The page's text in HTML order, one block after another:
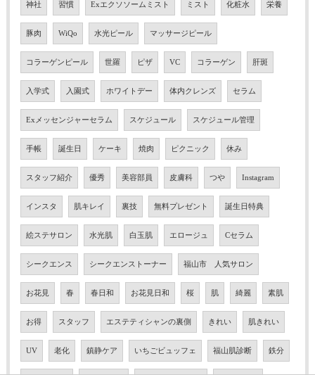
神社 習慣 Exエクソソームミスト ミスト 化粧水 栄養
豚肉 WiQo 水光ピール マッサージピール
コラーゲンピール 世羅 ピザ VC コラーゲン 肝斑
入学式 入園式 ホワイトデー 体内クレンズ セラム
Exメッセンジャーセラム スケジュール スケジュール管理
手帳 誕生日 ケーキ 焼肉 ピクニック 休み
スタッフ紹介 優秀 美容部員 皮膚科 つや Instagram
インスタ 肌キレイ 裏技 無料プレゼント 誕生日特典
絵ステサロン 水光肌 白玉肌 エロージュ Cセラム
シークエンス シークエンストーナー 福山市 人気サロン
お花見 春 春日和 お花見日和 桜 肌 綺麗 素肌
お得 スタッフ エステティシャンの裏側 きれい 肌きれい
UV 老化 鎮静ケア いちごビュッフェ 福山肌診断 鉄分